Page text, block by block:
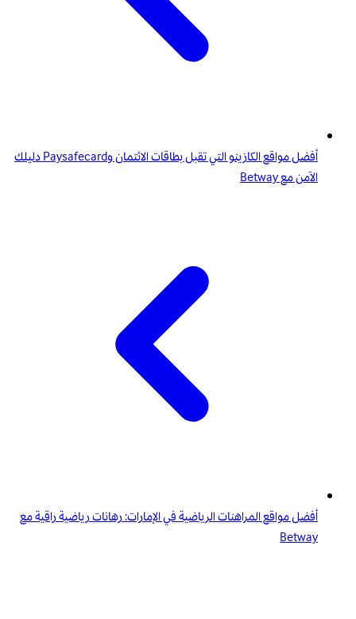
أفضل مواقع الكازينو التي تقبل بطاقات الائتمان وPaysafecard دليلك
الآمن مع Betway
أفضل مواقع المراهنات الرياضية في الإمارات: رهانات رياضية راقية مع
Betway